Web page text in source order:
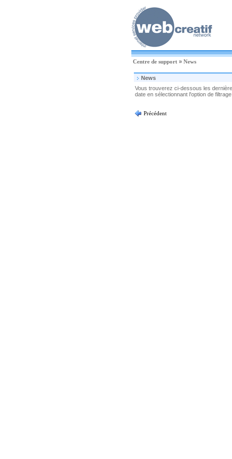
Centre de support » News
News
Vous trouverez ci-dessous les
date en sélectionnant l'option de
Précédent